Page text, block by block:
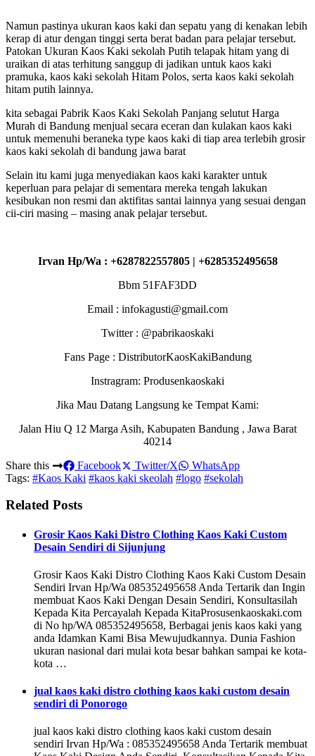
Namun pastinya ukuran kaos kaki dan sepatu yang di kenakan lebih
kerap di atur dengan tinggi serta berat badan para pelajar tersebut.
Patokan Ukuran Kaos Kaki sekolah Putih telapak hitam yang di
uraikan di atas terhitung sanggup di jadikan untuk kaos kaki
pramuka, kaos kaki sekolah Hitam Polos, serta kaos kaki sekolah
hitam putih lainnya.
kita sebagai Pabrik Kaos Kaki Sekolah Panjang selutut Harga
Murah di Bandung menjual secara eceran dan kulakan kaos kaki
untuk memenuhi beraneka type kaos kaki di tiap area terlebih grosir
kaos kaki sekolah di bandung jawa barat
Selain itu kami juga menyediakan kaos kaki karakter untuk
keperluan para pelajar di sementara mereka tengah lakukan
kesibukan non resmi dan aktifitas santai lainnya yang sesuai dengan
cii-ciri masing – masing anak pelajar tersebut.
Irvan Hp/Wa : +6287822557805 | +6285352495658
Bbm 51FAF3DD
Email : infokagusti@gmail.com
Twitter : @pabrikaoskaki
Fans Page : DistributorKaosKakiBandung
Instragram: Produsenkaoskaki
Jika Mau Datang Langsung ke Tempat Kami:
Jalan Hiu Q 12 Marga Asih, Kabupaten Bandung , Jawa Barat
40214
Share this
Facebook Twitter/X
WhatsApp
Tags: #Kaos Kaki #kaos kaki skeolah #logo #sekolah
Related Posts
Grosir Kaos Kaki Distro Clothing Kaos Kaki Custom
Desain Sendiri di Sijunjung
Grosir Kaos Kaki Distro Clothing Kaos Kaki Custom Desain
Sendiri Irvan Hp/Wa 085352495658 Anda Tertarik dan Ingin
membuat Kaos Kaki Dengan Desain Sendiri, Konsultasilah
Kepada Kita Percayalah Kepada KitaProsusenkaoskaki.com
di No hp/WA 085352495658, Berbagai jenis kaos kaki yang
anda Idamkan Kami Bisa Mewujudkannya. Dunia Fashion
ukuran nasional dari mulai kota besar bahkan sampai ke kota-
kota …
jual kaos kaki distro clothing kaos kaki custom desain
sendiri di Ponorogo
jual kaos kaki distro clothing kaos kaki custom desain
sendiri Irvan Hp/Wa : 085352495658 Anda Tertarik membuat